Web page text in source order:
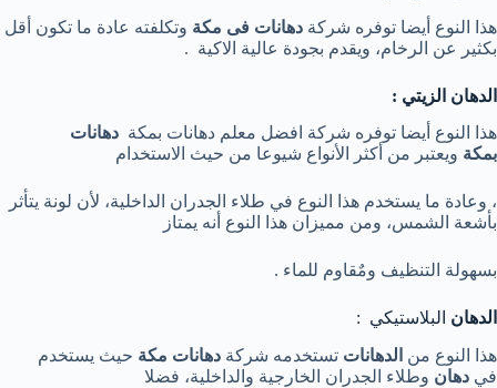
هذا النوع أيضا توفره شركة دهانات فى مكة وتكلفته عادة ما تكون أقل
بكثير عن الرخام، ويقدم بجودة عالية الاكية .
الدهان الزيتي :
هذا النوع أيضا توفره شركة افضل معلم دهانات بمكة دهانات
بمكة ويعتبر من أكثر الأنواع شيوعا من حيث الاستخدام
، وعادة ما يستخدم هذا النوع في طلاء الجدران الداخلية، لأن لونة يتأثر
بأشعة الشمس، ومن مميزان هذا النوع أنه يمتاز
بسهولة التنظيف ومٌقاوم للماء .
الدهان البلاستيكي :
هذا النوع من الدهانات تستخدمه شركة دهانات مكة حيث يستخدم
في دهان وطلاء الجدران الخارجية والداخلية، فضلا